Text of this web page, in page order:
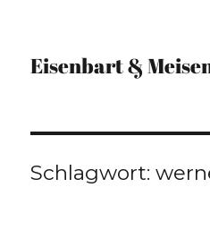
Eisenbart &
Schlagwort: